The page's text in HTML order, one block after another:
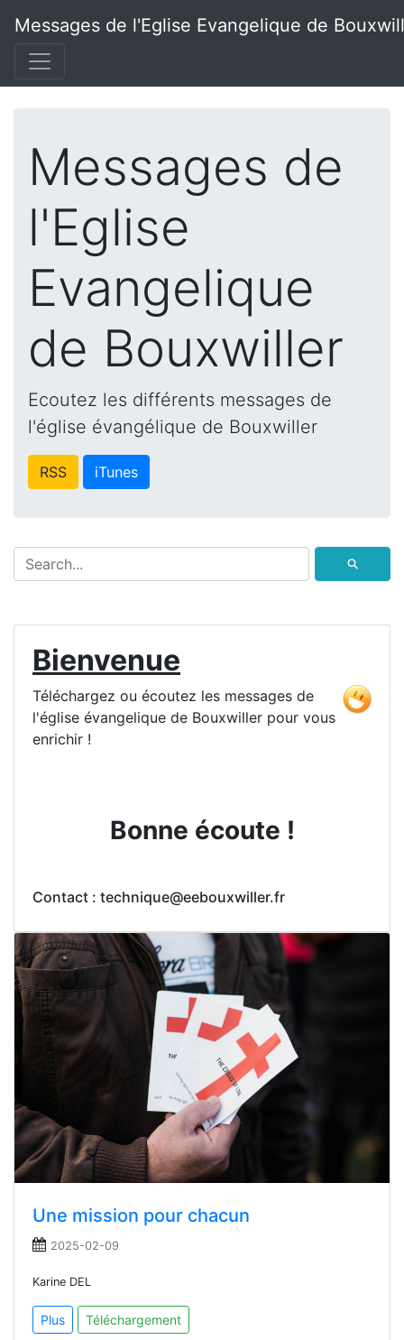
Messages de l'Eglise Evangelique de
Messages de
l'Eglise
Evangelique
de Bouxwiller
Ecoutez les différents messages de
l'église évangélique de Bouxwiller
RSS iTunes
⚲
Bienvenue
Téléchargez ou écoutez les messages de
l'église évangelique de Bouxwiller pour vous
enrichir !
Bonne écoute !
Contact : technique@eebouxwiller.fr
Une mission pour chacun
2025-02-09
Karine DEL
Plus Téléchargement